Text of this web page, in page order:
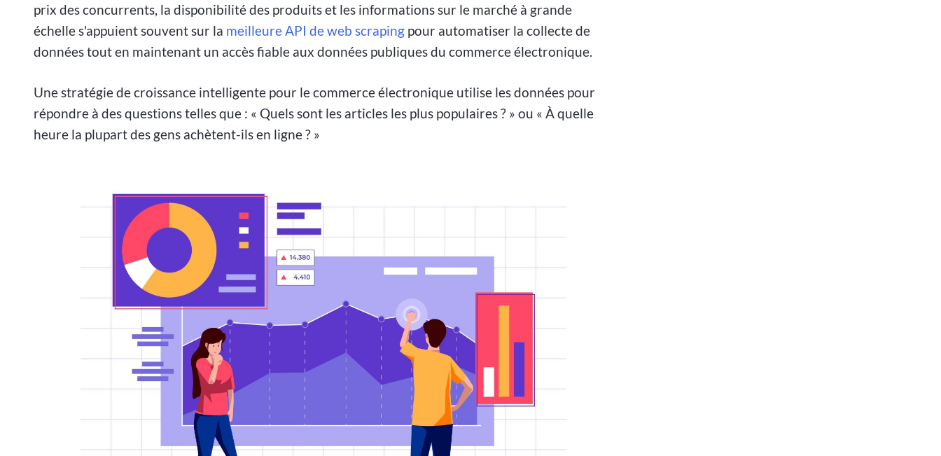
prix des concurrents, la disponibilité des produits et les informations sur le marché à grande
échelle s'appuient souvent sur la meilleure API de web scraping pour automatiser la collecte de
données tout en maintenant un accès fiable aux données publiques du commerce électronique.
Une stratégie de croissance intelligente pour le commerce électronique utilise les données pour
répondre à des questions telles que : « Quels sont les articles les plus populaires ? » ou « À quelle
heure la plupart des gens achètent-ils en ligne ? »